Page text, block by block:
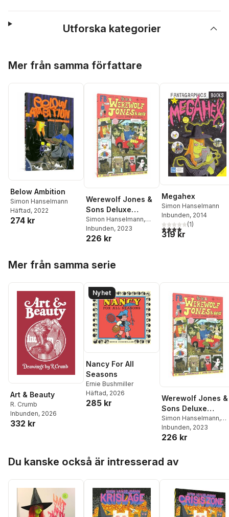
Utforska kategorier
Mer från samma författare
Below Ambition
Simon Hanselmann
Häftad, 2022
274 kr
Werewolf Jones &
Sons Deluxe
Summer Fun
Annual
Simon Hanselmann,
Josh Pettinger
Inbunden, 2023
226 kr
Megahex
Simon Hanselmann
Inbunden, 2014
4,0utav 5 stjärnor.
(1)
319 kr
Mer från samma serie
Art & Beauty
R. Crumb
Inbunden, 2026
332 kr
Nyhet
Nancy For All
Seasons
Ernie Bushmiller
Häftad, 2026
285 kr
Werewolf Jones &
Sons Deluxe
Summer Fun
Annual
Simon Hanselmann,
Josh Pettinger
Inbunden, 2023
226 kr
Du kanske också är intresserad av